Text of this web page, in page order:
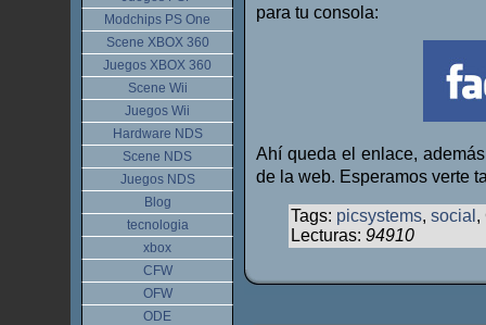
para tu consola:
Ahí queda el enlace,
de la web. Esperamos verte
Tags: picsystems, social ,
Lecturas: 94910
Modchips PS One
Scene XBOX 360
Juegos XBOX 360
Scene Wii
Juegos Wii
Hardware NDS
Scene NDS
Juegos NDS
Blog
tecnologia
xbox
CFW
OFW
ODE